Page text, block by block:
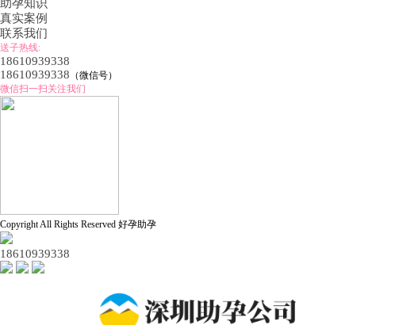
助孕知识
真实案例
联系我们
送子热线:
18610939338
18610939338 （微信号）
微信扫一扫关注我们
Copyright All Rights Reserved 好孕助孕
18610939338